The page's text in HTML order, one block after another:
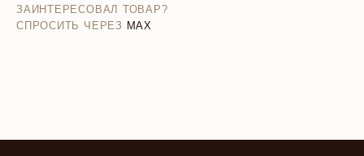
ЗАИНТЕРЕСОВАЛ ТОВАР?
СПРОСИТЬ ЧЕРЕЗ MAX